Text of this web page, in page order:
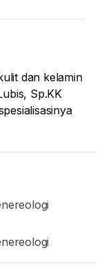
dan kelamin
Sp.KK
sudah
dan
Ikatan
Dokter